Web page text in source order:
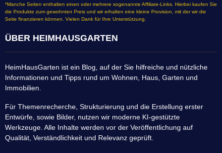
*Manche Seiten enthalten einen oder mehrere sogenannte Affiliate-Links. Hierbei kaufen Sie
die Produkte zum gewohnten Preis und wir erhalten eine kleine Provision, mit der wir die
Seite finanzieren können. Vielen Dank für Ihre Unterstützung.
ÜBER HEIMHAUSGARTEN
HeimHausGarten ist ein Blog, auf der Sie hilfreiche und nützliche
Informationen und Tipps rund um Wohnen, Haus, Garten und
Immobilien.
Für Themenrecherche, Strukturierung und die Erstellung erster
Entwürfe, sowie Bilder, nutzen wir moderne KI-gestützte
Werkzeuge. Alle Inhalte werden vor der Veröffentlichung auf
Qualität, Verständlichkeit und Relevanz geprüft.